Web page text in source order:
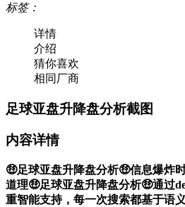
标签：
详情
介绍
猜你喜欢
相同厂商
足球亚盘升降盘分析截图
内容详情
🤑足球亚盘升降盘分析🤑信息爆炸
道理🤑足球亚盘升降盘分析🤑通过
重智能支持，每一次搜索都基于语